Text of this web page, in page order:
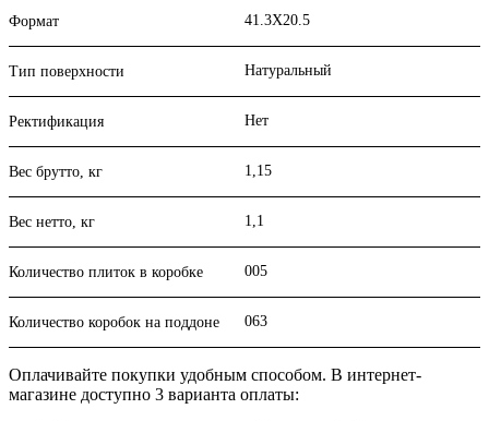
Формат 41.3X20.5
Тип поверхности Натуральный
Ректификация Нет
Вес брутто, кг 1,15
Вес нетто, кг 1,1
Количество плиток в коробке 005
Количество коробок на поддоне 063
Оплачивайте покупки удобным способом. В интернет-
магазине доступно 3 варианта оплаты: